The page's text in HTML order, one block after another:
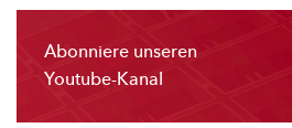
Abonniere unseren
Youtube-Kanal